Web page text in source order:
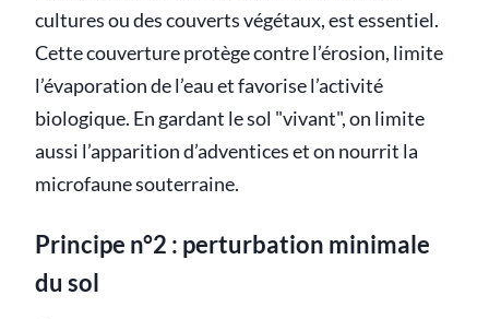
cultures ou des couverts végétaux, est essentiel.
Cette couverture protège contre l’érosion, limite
l’évaporation de l’eau et favorise l’activité
biologique. En gardant le sol "vivant", on limite
aussi l’apparition d’adventices et on nourrit la
microfaune souterraine.
Principe n°2 : perturbation minimale
du sol